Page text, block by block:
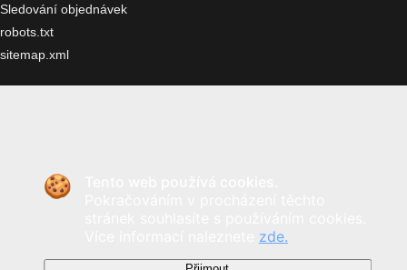
Sledování objednávek
robots.txt
sitemap.xml
zde.